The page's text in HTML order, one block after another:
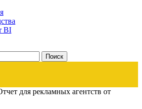
BI
для рекламных агентств от